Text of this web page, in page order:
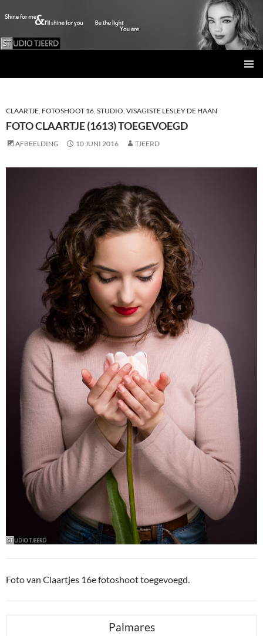
INHOUD
CLAARTJE, FOTOSHOOT 16, STUDIO, VISAGISTE LESLEY DE HAAN
FOTO CLAARTJE (1613) TOEGEVOEGD
AFBEELDING 10 JUNI 2016 TJEERD
Foto van Claartjes 16e fotoshoot toegevoegd.
Palmares